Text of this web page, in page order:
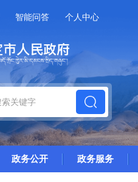
智能问答 个人中心
政务公开 政务服务